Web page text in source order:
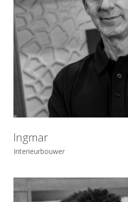
Ingmar
Interieurbouwer